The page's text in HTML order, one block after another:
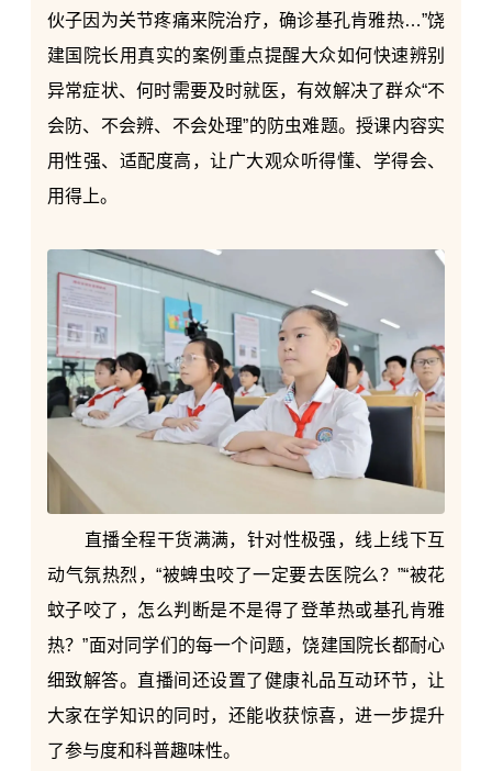
伙子因为关节疼痛来院治疗，确诊基孔肯雅热…”饶
建国院长用真实的案例重点提醒大众如何快速辨别
异常症状、何时需要及时就医，有效解决了群众“不
会防、不会辨、不会处理”的防虫难题。授课内容实
用性强、适配度高，让广大观众听得懂、学得会、
用得上。
直播全程干货满满，针对性极强，线上线下互
动气氛热烈，“被蜱虫咬了一定要去医院么？”“被花
蚊子咬了，怎么判断是不是得了登革热或基孔肯雅
热？”面对同学们的每一个问题，饶建国院长都耐心
细致解答。直播间还设置了健康礼品互动环节，让
大家在学知识的同时，还能收获惊喜，进一步提升
了参与度和科普趣味性。